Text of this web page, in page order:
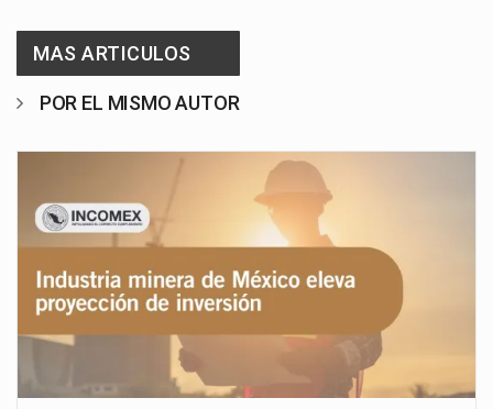
MAS ARTICULOS
POR EL MISMO AUTOR